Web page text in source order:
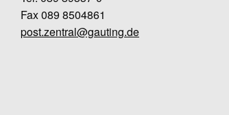
Fax 089 8504861
post.zentral@gauting.de